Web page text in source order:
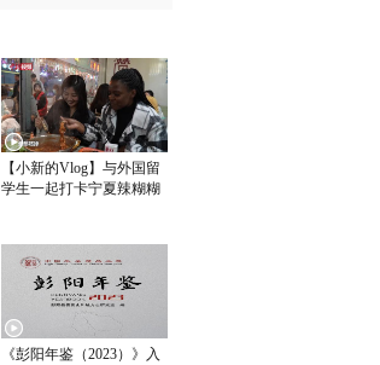
【小新的Vlog】与外国留
学生一起打卡宁夏辣糊糊
《彭阳年鉴（2023）》入